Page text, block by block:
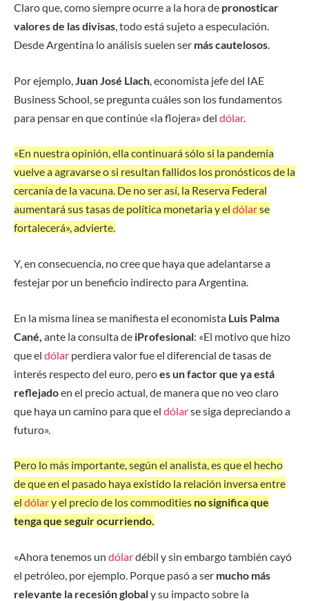
Claro que, como siempre ocurre a la hora de pronosticar
valores de las divisas, todo está sujeto a especulación.
Desde Argentina lo análisis suelen ser más cautelosos.
Por ejemplo, Juan José Llach , economista jefe del IAE
Business School, se pregunta cuáles son los fundamentos
para pensar en que continúe «la flojera» del dólar.
«En nuestra opinión, ella continuará sólo si la pandemia
vuelve a agravarse o si resultan fallidos los pronósticos de la
cercanía de la vacuna. De no ser así, la Reserva Federal
aumentará sus tasas de política monetaria y el dólarse
fortalecerá», advierte.
Y, en consecuencia, no cree que haya que adelantarse a
festejar por un beneficio indirecto para Argentina.
En la misma línea se manifiesta el economista Luis Palma
Cané, ante la consulta de iProfesional: «El motivo que hizo
que el dólar perdiera valor fue el diferencial de tasas de
interés respecto del euro, peroes un factor que ya está
reflejadoen el precio actual, de manera que no veo claro
que haya un camino para que el dólarse siga depreciando a
futuro».
Pero lo más importante, según el analista, es que el hecho
de que en el pasado haya existido la relación inversa entre
el dólary el precio de los commodities no significa que
tenga que seguir ocurriendo.
«Ahora tenemos un dólardébil y sin embargo también cayó
el petróleo, por ejemplo. Porque pasó a ser mucho más
relevante la recesión globaly su impacto sobre la